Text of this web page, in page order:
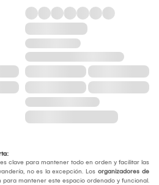
clave para mantener todo en orden y facilitar las
no es la excepción. Los organizadores de
para mantener este espacio ordenado y funcional.